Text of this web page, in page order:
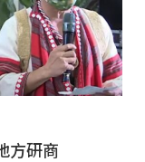
方研商